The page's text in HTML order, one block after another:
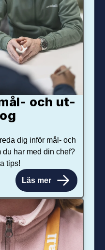
och ut­
dig inför mål- och
har med din chef?
tips!
Läs mer